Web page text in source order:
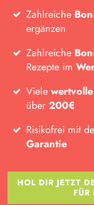
Zahlreiche
ergänzen
Zahlreiche
Rezepte im
Viele
über 200€
Risikofrei mit
Garantie
HOL DIR JETZT
FÜR